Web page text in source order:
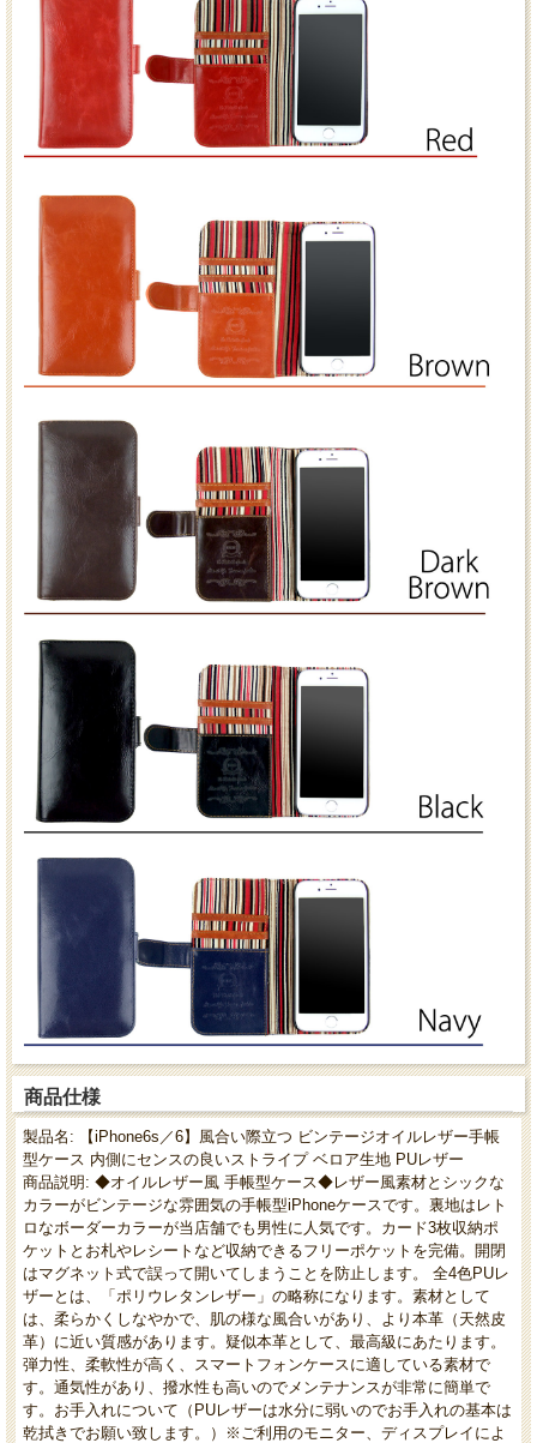
商品仕様
製品名: 【iPhone6s／6】風合い際立つ ビンテージオイルレザー手帳
型ケース 内側にセンスの良いストライプ ベロア生地 PUレザー
商品説明: ◆オイルレザー風 手帳型ケース◆レザー風素材とシックな
カラーがビンテージな雰囲気の手帳型iPhoneケースです。裏地はレト
ロなボーダーカラーが当店舗でも男性に人気です。カード3枚収納ポ
ケットとお札やレシートなど収納できるフリーポケットを完備。開閉
はマグネット式で誤って開いてしまうことを防止します。 全4色PUレ
ザーとは、「ポリウレタンレザー」の略称になります。素材として
は、柔らかくしなやかで、肌の様な風合いがあり、より本革（天然皮
革）に近い質感があります。疑似本革として、最高級にあたります。
弾力性、柔軟性が高く、スマートフォンケースに適している素材で
す。通気性があり、撥水性も高いのでメンテナンスが非常に簡単で
す。お手入れについて（PUレザーは水分に弱いのでお手入れの基本は
乾拭きでお願い致します。）※ご利用のモニター、ディスプレイによ